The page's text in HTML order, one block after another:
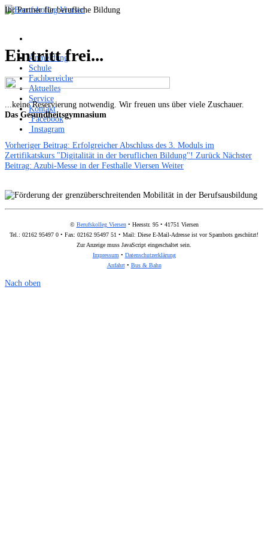
Ihr Partner für berufliche Bildung
Anmeldung
Schule
Fachbereiche
Aktuelles
Service
Kontakt
Facebook
Instagram
Eintritt frei...
...keine Reservierung notwendig. Wir freuen uns über viele Zuschauer.
Das Gesundheitsgymnasium
Vorheriger Beitrag: Erfolgreicher Abschluss des 3. Moduls im
Zertifikatskurs "Digitalität in der beruflichen Bildung"! Zurück Nächster
Beitrag: Azubi-Messe in der Festhalle Viersen Weiter
© Berufskolleg Viersen• Heesstr. 95 • 41751 Viersen
Tel.: 02162 95497 0 • Fax: 02162 95497 51 • Mail: Diese E-Mail-Adresse ist vor Spambots geschützt!
Zur Anzeige muss JavaScript eingeschaltet sein.
Impressum • Datenschutzerklärung
Anfahrt• Bus & Bahn
Nach oben